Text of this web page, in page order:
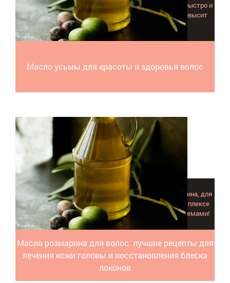
Масло усьмы для красоты и здоровья волос
Масло усьмы – природный эликсир роста для волос, быстро и
без побочных эффектов справится с выпадением, повысит
густоту и пробудит "уснувшие" луковицы.
Масло розмарина для волос: лучшие рецепты для
лечения кожи головы и восстановления блеска
локонов
Каждый компонент, который содержит масло розмарина, для
волос является строительным «кирпичиком», а в комплексе
они способны справиться с самыми большими проблемами!